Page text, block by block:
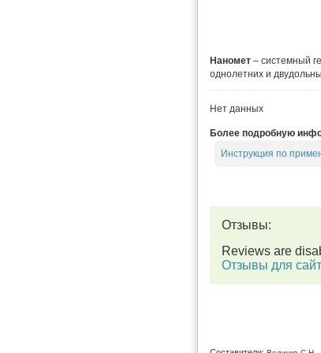
Наномет – системный
однолетних и
Нет данных
Более подробную
Инструкция по
Отзывы:
Reviews are
Отзывы для